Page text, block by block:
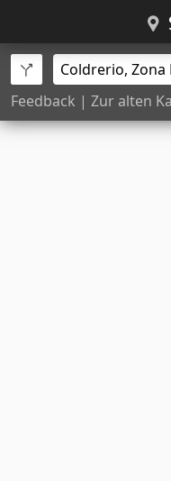
Feedback | Zur alten